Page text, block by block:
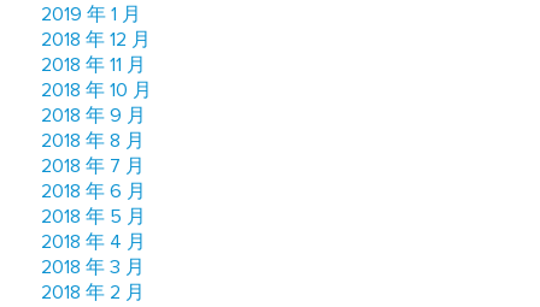
2019 年 1 月
2018 年 12 月
2018 年 11 月
2018 年 10 月
2018 年 9 月
2018 年 8 月
2018 年 7 月
2018 年 6 月
2018 年 5 月
2018 年 4 月
2018 年 3 月
2018 年 2 月